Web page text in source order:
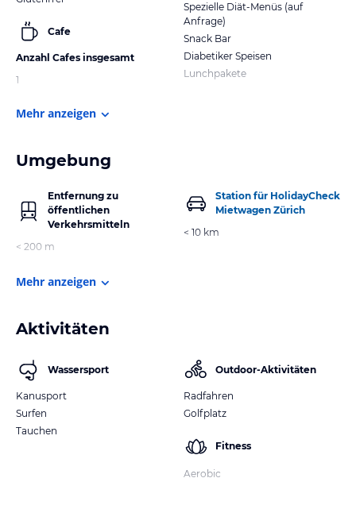
Cafe
Anzahl Cafes insgesamt
1
Spezielle Diät-Menüs (auf
Anfrage)
Snack Bar
Diabetiker Speisen
Lunchpakete
Mehr anzeigen
Umgebung
Entfernung zu
öffentlichen
Verkehrsmitteln
< 200 m
Station für HolidayCheck
Mietwagen Zürich
< 10 km
Mehr anzeigen
Aktivitäten
Wassersport
Kanusport
Surfen
Tauchen
Outdoor-Aktivitäten
Radfahren
Golfplatz
Fitness
Aerobic